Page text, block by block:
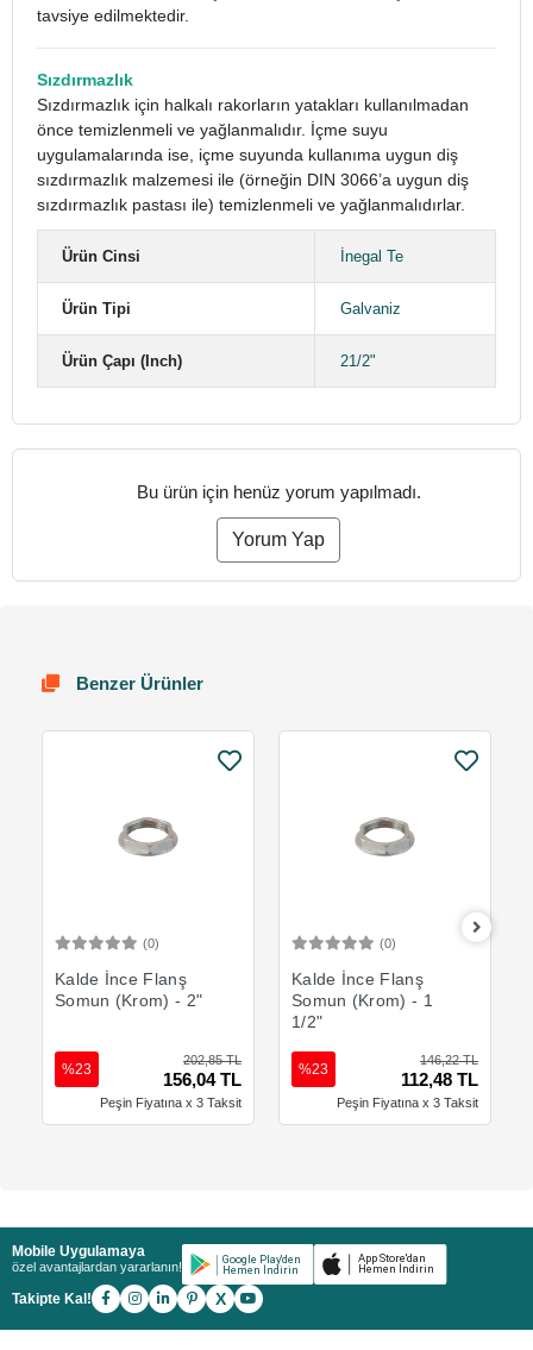
tavsiye edilmektedir.
Sızdırmazlık
Sızdırmazlık için halkalı rakorların yatakları kullanılmadan
önce temizlenmeli ve yağlanmalıdır. İçme suyu
uygulamalarında ise, içme suyunda kullanıma uygun diş
sızdırmazlık malzemesi ile (örneğin DIN 3066’a uygun diş
sızdırmazlık pastası ile) temizlenmeli ve yağlanmalıdırlar.
Ürün Cinsi İnegal Te
Ürün Tipi Galvaniz
Ürün Çapı (Inch) 21/2"
Bu ürün için henüz yorum yapılmadı.
Yorum Yap
Benzer Ürünler
(0)
Kalde İnce Flanş
Somun (Krom) - 2"
202,85 TL
156,04 TL
%23
Peşin Fiyatına x 3 Taksit
(0)
Kalde İnce Flanş
Somun (Krom) - 1
1/2"
146,22 TL
112,48 TL
%23
Peşin Fiyatına x 3 Taksit
Mobile Uygulamaya
özel avantajlardan yararlanın!
Takipte Kal! X